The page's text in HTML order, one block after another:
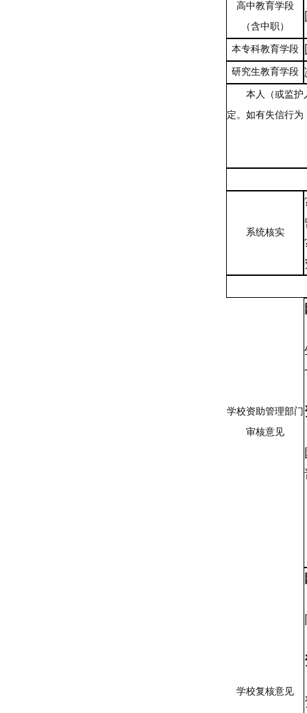
高中教育学段
（含中职）
本专科教育学段
研究生教育学段
本人（或监护
定。如有失信行
系统核实
学校资助管理部门
审核意见
学校复核意见